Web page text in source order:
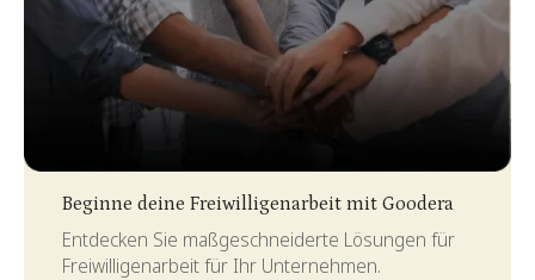
Beginne deine Freiwilligenarbeit mit Goodera
Entdecken Sie maßgeschneiderte Lösungen für
Freiwilligenarbeit für Ihr Unternehmen.